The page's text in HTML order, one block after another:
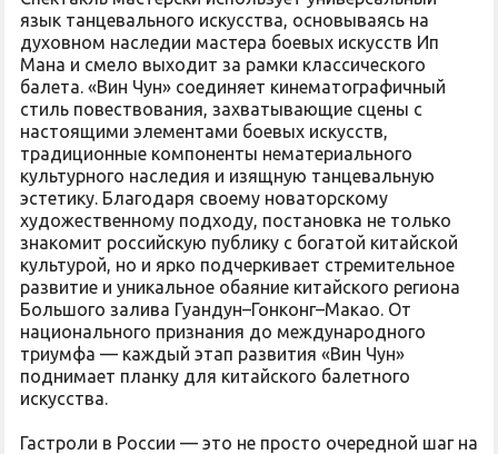
язык танцевального искусства, основываясь на
духовном наследии мастера боевых искусств Ип
Мана и смело выходит за рамки классического
балета. «Вин Чун» соединяет кинематографичный
стиль повествования, захватывающие сцены с
настоящими элементами боевых искусств,
традиционные компоненты нематериального
культурного наследия и изящную танцевальную
эстетику. Благодаря своему новаторскому
художественному подходу, постановка не только
знакомит российскую публику с богатой китайской
культурой, но и ярко подчеркивает стремительное
развитие и уникальное обаяние китайского региона
Большого залива Гуандун–Гонконг–Макао. От
национального признания до международного
триумфа — каждый этап развития «Вин Чун»
поднимает планку для китайского балетного
искусства.
Гастроли в России — это не просто очередной шаг на